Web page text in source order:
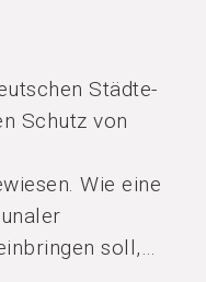
Städte-
Schutz von
Wie eine
soll,…